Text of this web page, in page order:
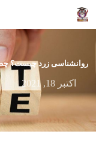
روانشناسی زرد چیست؟
اکتبر 18, 2021